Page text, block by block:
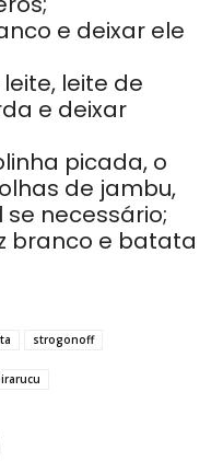
e deixar ele
leite de
e deixar
picada, o
de jambu,
necessário;
branco e batata
strogonoff